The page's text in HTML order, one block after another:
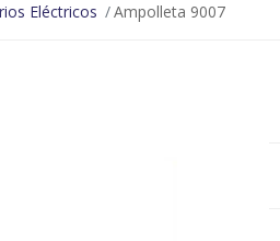
Eléctricos Ampolleta 9007